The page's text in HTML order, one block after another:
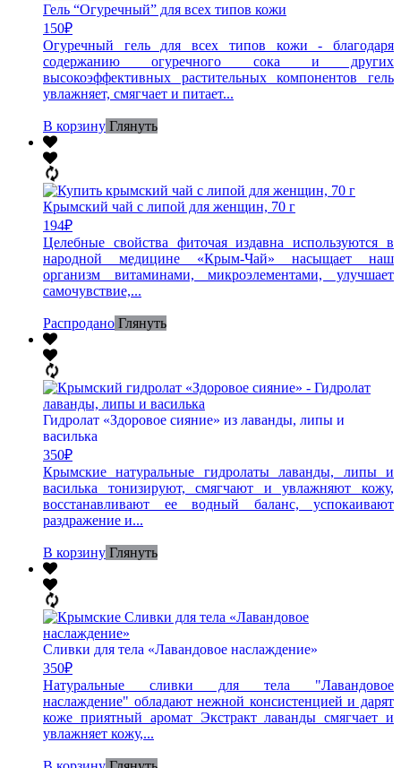
Гель “Огуречный” для всех типов кожи
150₽
Огуречный гель для всех типов кожи - благодаря
содержанию огуречного сока и других
высокоэффективных растительных компонентов гель
увлажняет, смягчает и питает...
В корзину Глянуть
Крымский чай с липой для женщин, 70 г
194₽
Целебные свойства фиточая издавна используются в
народной медицине «Крым-Чай» насыщает наш
организм витаминами, микроэлементами, улучшает
самочувствие,...
Распродано Глянуть
Гидролат «Здоровое сияние» из лаванды, липы и
василька
350₽
Крымские натуральные гидролаты лаванды, липы и
василька тонизируют, смягчают и увлажняют кожу,
восстанавливают ее водный баланс, успокаивают
раздражение и...
В корзину Глянуть
Сливки для тела «Лавандовое наслаждение»
350₽
Натуральные сливки для тела "Лавандовое
наслаждение" обладают нежной консистенцией и дарят
коже приятный аромат Экстракт лаванды смягчает и
увлажняет кожу,...